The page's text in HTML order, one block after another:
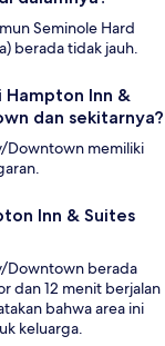
Seminole Hard
berada tidak jauh.
Hampton Inn &
dan sekitarnya?
Downtown memiliki
Inn & Suites
Downtown berada
dan 12 menit berjalan
bahwa area ini
keluarga.